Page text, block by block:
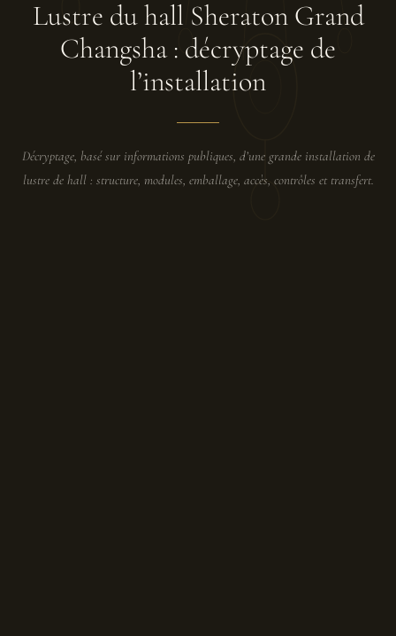
Lustre du hall Sheraton Grand
Changsha : décryptage de
l’installation
Décryptage, basé sur informations publiques, d’une grande installation de
lustre de hall : structure, modules, emballage, accès, contrôles et transfert.